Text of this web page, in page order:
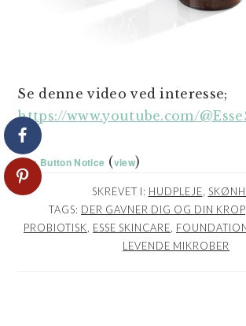
Se denne video ved interesse;
https://www.youtube.com/
Like Button Notice (view)
SKREVET I: HUDPLEJE
TAGS: DER GAVNER DIG OG DIN KROP
PROBIOTISK ESSE SKINCARE
LEVENDE MIKROBER